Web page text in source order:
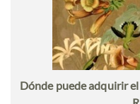
Dónde puede adquirir